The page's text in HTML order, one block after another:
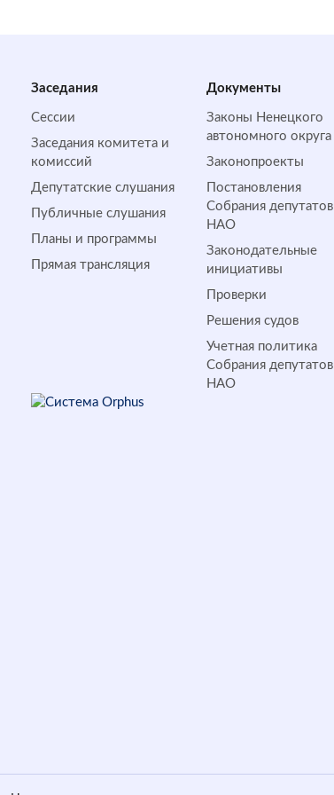
Заседания
Сессии
Заседания комитета и
комиссий
Депутатские слушания
Публичные слушания
Планы и программы
Прямая трансляция
Документы
Законы Ненецкого
автономного округа
Законопроекты
Постановления
Собрания депутатов
НАО
Законодательные
инициативы
Проверки
Решения судов
Учетная политика
Собрания депутатов
НАО